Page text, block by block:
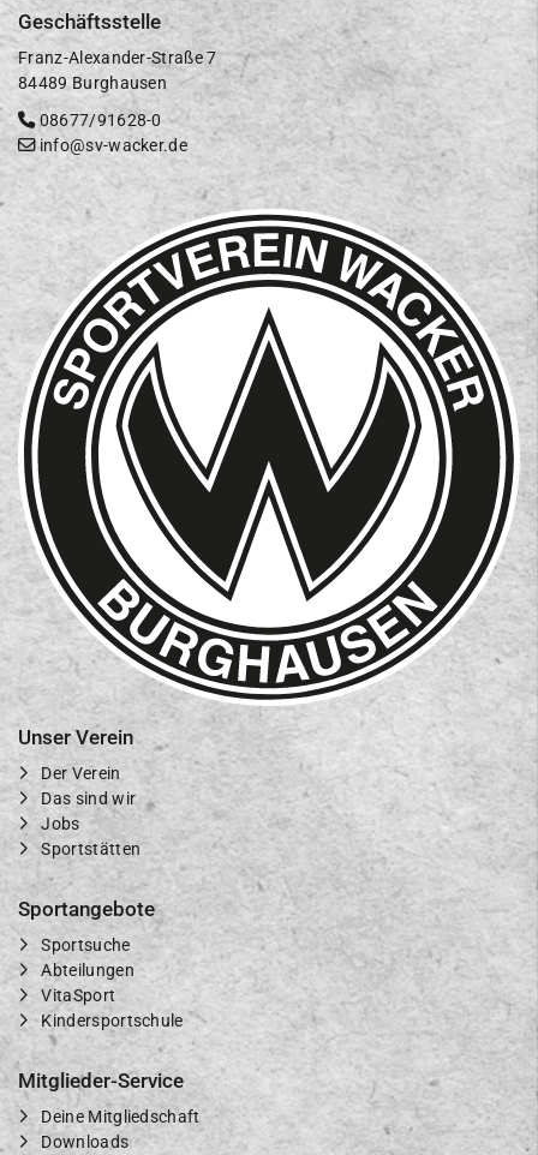
Geschäftsstelle
Franz-Alexander-Straße 7
84489 Burghausen
08677/91628-0
info@sv-wacker.de
Unser Verein
Der Verein
Das sind wir
Jobs
Sportstätten
Sportangebote
Sportsuche
Abteilungen
VitaSport
Kindersportschule
Mitglieder-Service
Deine Mitgliedschaft
Downloads